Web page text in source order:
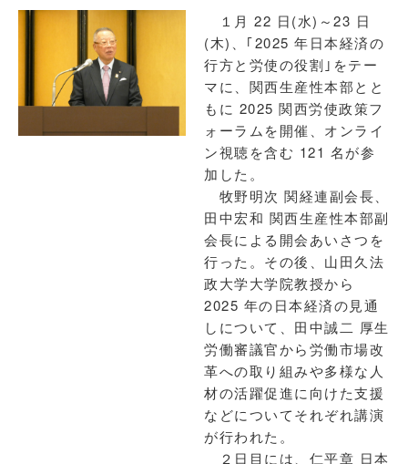
１月 22 日(水)～23 日
(木)、｢2025 年日本経済の
行方と労使の役割｣をテー
マに、関西生産性本部とと
もに 2025 関西労使政策フ
ォーラムを開催、オンライ
ン視聴を含む 121 名が参
加した。
牧野明次 関経連副会長、
田中宏和 関西生産性本部副
会長による開会あいさつを
行った。その後、山田久法
政大学大学院教授から
2025 年の日本経済の見通
しについて、田中誠二 厚生
労働審議官から労働市場改
革への取り組みや多様な人
材の活躍促進に向けた支援
などについてそれぞれ講演
が行われた。
２日目には、仁平章 日本